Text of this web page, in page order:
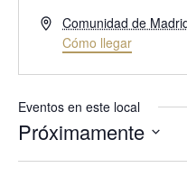
Dirección
Comunidad de
Cómo llegar
Eventos en este local
Próximamente
fecha.